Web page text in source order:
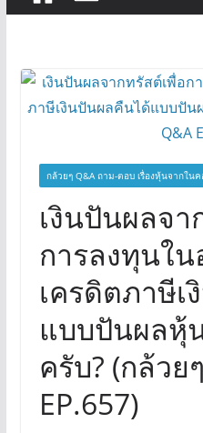
กล้วยๆ Q&A ถาม-ตอบ เรื่องหุ้นจากใน
เงินปันผลจา
การลงทุนใ
เครดิตภาษี
แบบปันผลหุ้
ครับ? (กล้วย
EP.657)